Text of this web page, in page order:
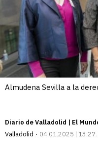
Almudena Sevilla a la
Diario de Valladolid | El
Valladolid
04.01.2025 | 13:27